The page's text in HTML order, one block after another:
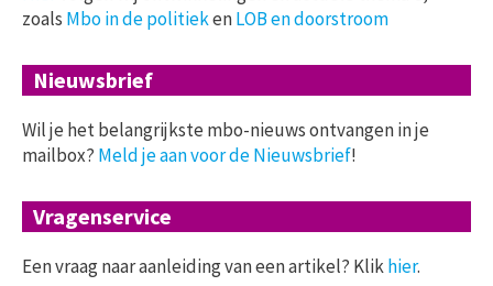
zoals Mbo in de politiekenLOB en doorstroom
Nieuwsbrief
Wil je het belangrijkste mbo-nieuws ontvangen in je
mailbox? Meld je aan voor de Nieuwsbrief!
Vragenservice
Een vraag naar aanleiding van een artikel? Klikhier.